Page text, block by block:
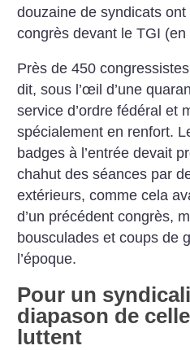
douzaine de syndicats
congrès devant le TGI
Près de 450
dit, sous l’œil d’une
service d’ordre fédéral et
spécialement en renfort.
badges à l’entrée devait
chahut des séances par
extérieurs, comme cela
d’un précédent congrès,
bousculades et coups de
l’époque.
Pour un
diapason de
luttent